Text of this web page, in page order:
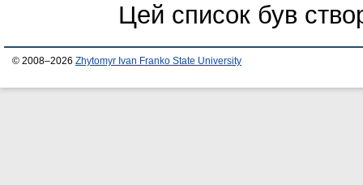
Цей список був
© 2008–2026 Zhytomyr Ivan Franko State University